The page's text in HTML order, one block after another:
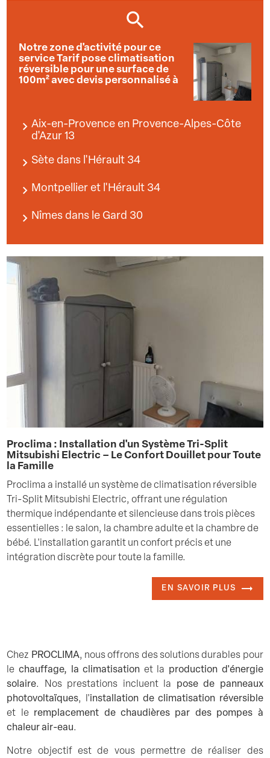
Notre zone d'activité pour ce
service Tarif pose climatisation
réversible pour une surface de
100m² avec devis personnalisé à
Aix-en-Provence en Provence-Alpes-Côte
d'Azur 13
Sète dans l'Hérault 34
Montpellier et l'Hérault 34
Nîmes dans le Gard 30
Proclima : Installation d'un Système Tri-Split
Mitsubishi Electric – Le Confort Douillet pour Toute
la Famille
Proclima a installé un système de climatisation réversible
Tri-Split Mitsubishi Electric, offrant une régulation
thermique indépendante et silencieuse dans trois pièces
essentielles : le salon, la chambre adulte et la chambre de
bébé. L'installation garantit un confort précis et une
intégration discrète pour toute la famille.
EN SAVOIR PLUS
Chez PROCLIMA, nous offrons des solutions durables pour
le chauffage, la climatisation et la production d'énergie
solaire. Nos prestations incluent la pose de panneaux
photovoltaïques, l'installation de climatisation réversible
et le remplacement de chaudières par des pompes à
chaleur air-eau.
Notre objectif est de vous permettre de réaliser des